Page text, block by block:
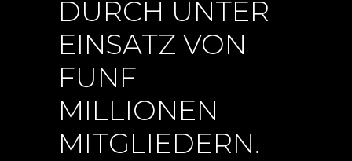
DURCH UNTER
EINSATZ VON
FUNF
MILLIONEN
MITGLIEDERN.